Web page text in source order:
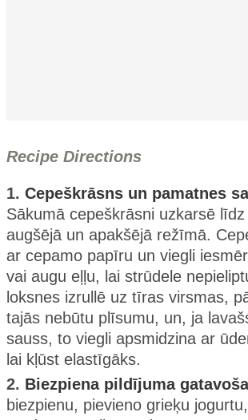
Recipe Directions
1. Cepeškrāsns un pamatnes
Sākumā cepeškrāsni uzkarsē līdz
augšējā un apakšējā režīmā.
ar cepamo papīru un viegli
vai augu eļļu, lai strūdele
loksnes izrullē uz tīras virsmas,
tajās nebūtu plīsumu, un, ja
sauss, to viegli apsmidzina ar
lai kļūst elastīgāks.
2. Biezpiena pildījuma
biezpienu, pievieno grieķu